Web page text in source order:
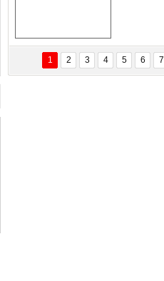
Abbas Levent Ertekin
Sanal Medyanın Dijital Savaş Alanı
Pendik Tanıtım
Filmi
1 2 3 4 5 6 7